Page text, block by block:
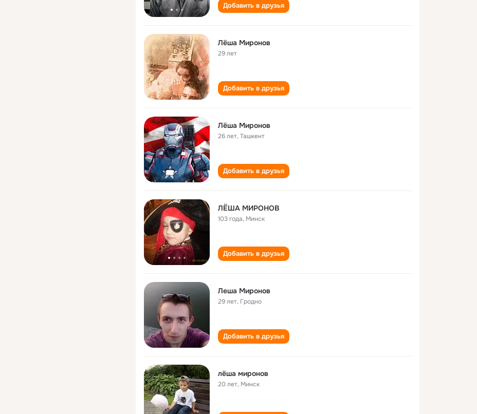
Добавить в друзья
Лёша Миронов
29 лет
Добавить в друзья
Лёша Миронов
26 лет,Ташкент
Добавить в друзья
ЛЁША МИРОНОВ
103 года, Минск
Добавить в друзья
Леша Миронов
29 лет, Гродно
Добавить в друзья
лёша миронов
20 лет, Минск